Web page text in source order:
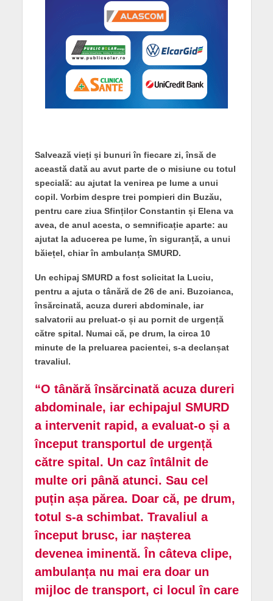
Salvează vieți și bunuri în fiecare zi, însă de
această dată au avut parte de o misiune cu totul
specială: au ajutat la venirea pe lume a unui
copil. Vorbim despre trei pompieri din Buzău,
pentru care ziua Sfinților Constantin și Elena va
avea, de anul acesta, o semnificație aparte: au
ajutat la aducerea pe lume, în siguranță, a unui
băiețel, chiar în ambulanța SMURD.
Un echipaj SMURD a fost solicitat la Luciu,
pentru a ajuta o tânără de 26 de ani. Buzoianca,
însărcinată, acuza dureri abdominale, iar
salvatorii au preluat-o și au pornit de urgență
către spital. Numai că, pe drum, la circa 10
minute de la preluarea pacientei, s-a declanșat
travaliul.
“O tânără însărcinată acuza dureri
abdominale, iar echipajul SMURD
a intervenit rapid, a evaluat-o și a
început transportul de urgență
către spital. Un caz întâlnit de
multe ori până atunci. Sau cel
puțin așa părea. Doar că, pe drum,
totul s-a schimbat. Travaliul a
început brusc, iar nașterea
devenea iminentă. În câteva clipe,
ambulanța nu mai era doar un
mijloc de transport, ci locul în care